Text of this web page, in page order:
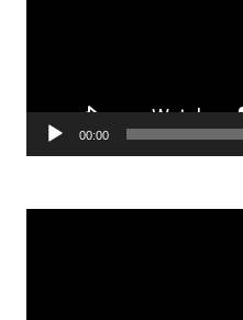
00:00
Odtwarzacz